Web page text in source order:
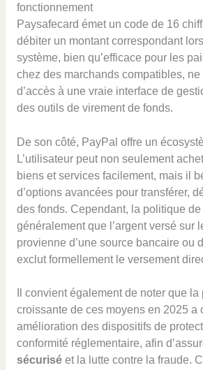
fonctionnement
Paysafecard émet un code de 16
débiter un montant correspondant
système, bien qu’efficace pour les
chez des marchands compatibles,
d’accès à une vraie interface de
des outils de virement de fonds.
De son côté, PayPal offre un
L’utilisateur peut non seulement
biens et services facilement, mais il
d’options avancées pour transférer,
des fonds. Cependant, la politique
généralement que l’argent versé sur
provienne d’une source bancaire ou
exclut formellement le versement
Il convient également de noter que la
croissante de ces moyens en 2025 a
amélioration des dispositifs de
conformité réglementaire, afin
sécuriséet la lutte contre la fraude.